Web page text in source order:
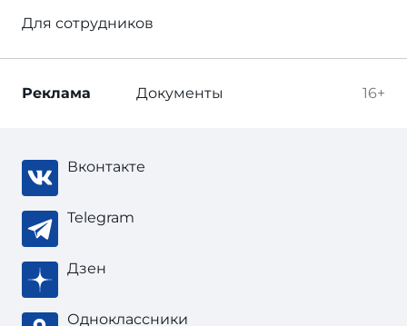
Для сотрудников
16+
Реклама Документы
Вконтакте
Telegram
Дзен
Одноклассники